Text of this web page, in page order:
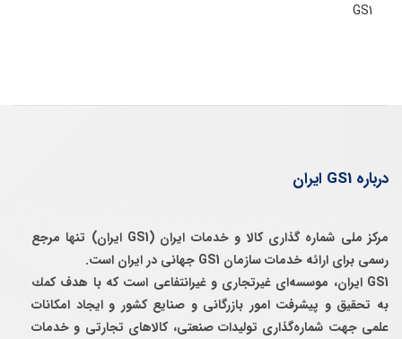
GS1
درباره GS1 ایران
مرکز ملی شماره گذاری کالا و خدمات ایران (GS1 ایران) تنها مرجع
رسمی برای ارائه خدمات سازمان GS1 جهانی در ایران است.
GS1 ایران، موسسه‌ای غيرتجاری و غيرانتفاعی است كه با هدف كمك
به تحقيق و پيشرفت امور بازرگانی و صنايع كشور و ايجاد امكانات
علمی جهت شماره‌گذاری توليدات صنعتی، كالاهای تجارتی و خدمات